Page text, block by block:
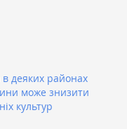
в деяких районах
може знизити
культур